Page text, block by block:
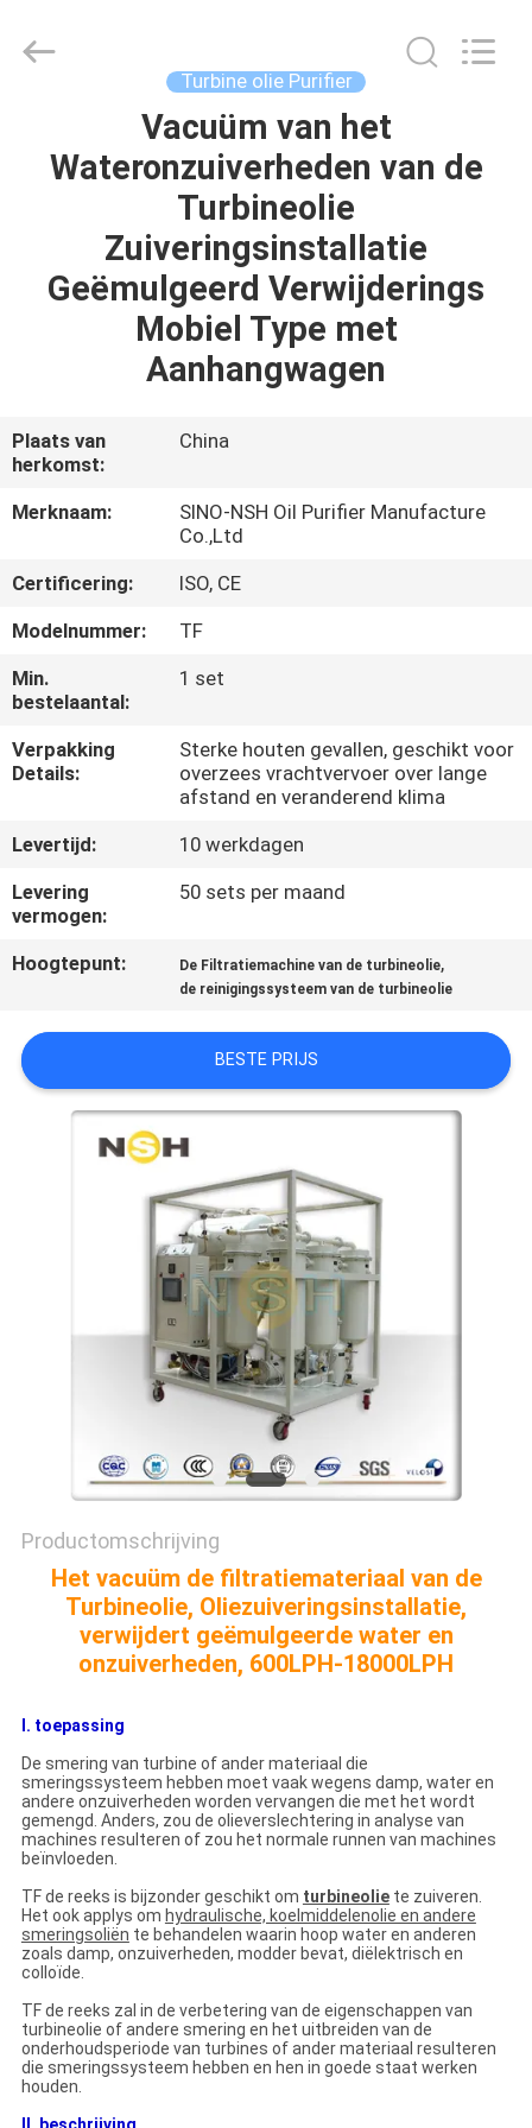
PRODUCTEN
ONGEVEER
FABRIEKSREIS
KWALITEITSCONTROLE
CONTACTEER
ONS
NIEUWS
VERZOEK
OM EEN
SITEMAP
PRIVACY
Manufacture
Turbine olie Purifier
Vacuüm van het
Wateronzuiverheden van de
Turbineolie
Zuiveringsinstallatie
Geëmulgeerd Verwijderings
Mobiel Type met
Aanhangwagen
Plaats van
herkomst:
China
Merknaam:
SINO-NSH Oil Purifier Manufacture
Co.,Ltd
Certificering:
ISO, CE
Modelnummer:
TF
Min.
bestelaantal:
1 set
Verpakking
Details:
Sterke houten gevallen, geschikt voor
overzees vrachtvervoer over lange
afstand en veranderend klima
Levertijd:
10 werkdagen
Levering
vermogen:
50 sets per maand
Hoogtepunt: De Filtratiemachine van de turbineolie,
de reinigingssysteem van de turbineolie
BESTE PRIJS
Productomschrijving
Het vacuüm de filtratiemateriaal van de
Turbineolie, Oliezuiveringsinstallatie,
verwijdert geëmulgeerde water en
onzuiverheden, 600LPH-18000LPH
I. toepassing
De smering van turbine of ander materiaal die
smeringssysteem hebben moet vaak wegens damp, water en
andere onzuiverheden worden vervangen die met het wordt
gemengd. Anders, zou de olieverslechtering in analyse van
machines resulteren of zou het normale runnen van machines
beïnvloeden.
TF de reeks is bijzonder geschikt om turbineoliete zuiveren.
Het ook applys om hydraulische, koelmiddelenolie en andere
smeringsoliën te behandelen waarin hoop water en anderen
zoals damp, onzuiverheden, modder bevat, diëlektrisch en
colloïde.
TF de reeks zal in de verbetering van de eigenschappen van
turbineolie of andere smering en het uitbreiden van de
onderhoudsperiode van turbines of ander materiaal resulteren
die smeringssysteem hebben en hen in goede staat werken
houden.